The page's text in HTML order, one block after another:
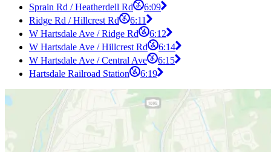
Sprain Rd / Heatherdell Rd
6:09
Ridge Rd / Hillcrest Rd
6:11
W Hartsdale Ave / Ridge Rd
6:12
W Hartsdale Ave / Hillcrest Rd
6:14
W Hartsdale Ave / Central Ave
6:15
Hartsdale Railroad Station
6:19